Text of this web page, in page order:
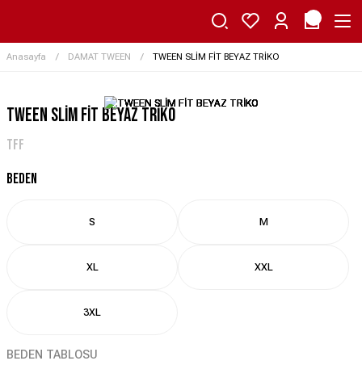
Anasayfa DAMAT TWEEN TWEEN SLİM FİT BEYAZ TRİKO
TWEEN SLİM FİT BEYAZ TRİKO
TFF
BEDEN
S M
XL XXL
3XL
BEDEN TABLOSU